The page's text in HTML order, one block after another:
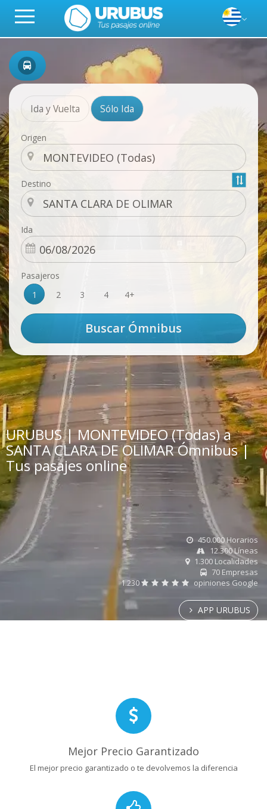
Ida y Vuelta Sólo Ida
Origen
Destino
Ida
Pasajeros
1
2 3 4 4+
URUBUS | MONTEVIDEO (Todas) a
SANTA CLARA DE OLIMAR Ómnibus |
Tus pasajes online
450.000 Horarios
12.300 Líneas
1.300 Localidades
70 Empresas
1.230
opiniones Google
APP URUBUS
Mejor Precio Garantizado
El mejor precio garantizado o te devolvemos la diferencia